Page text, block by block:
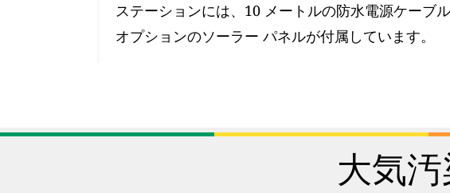
ステーションには、10 メートルの防水電源ケーブ
オプションのソーラー パネルが付属しています。
大気